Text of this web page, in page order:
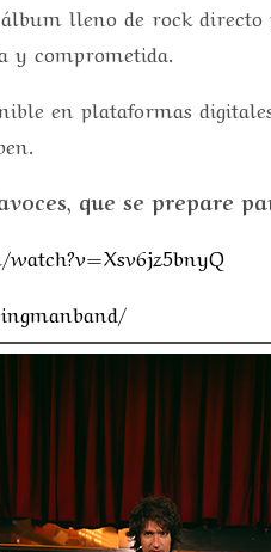
lleno de rock
y comprometida.
en plataformas
que se prepare